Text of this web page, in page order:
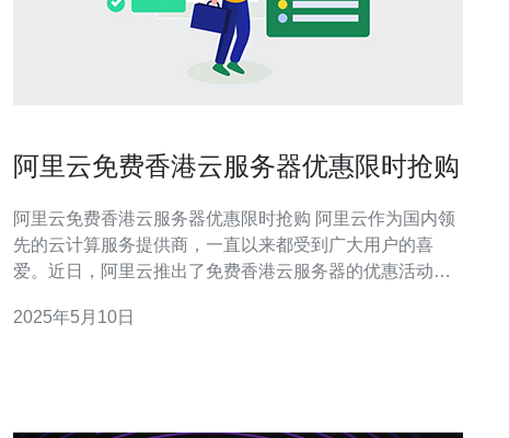
阿里云免费香港云服务器优惠限时抢购
阿里云免费香港云服务器优惠限时抢购 阿里云作为国内领
先的云计算服务提供商，一直以来都受到广大用户的喜
爱。近日，阿里云推出了免费香港云服务器的优惠活动，
的详细介绍。 该优惠活动针对新用户推出，注册并完成实
2025年5月10日